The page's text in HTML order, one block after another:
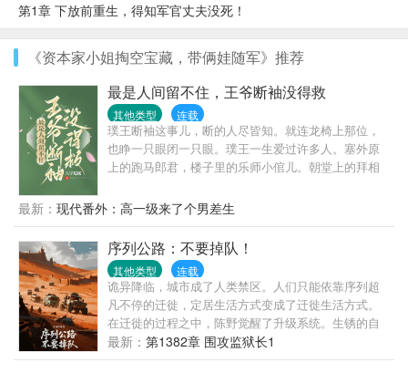
第1章 下放前重生，得知军官丈夫没死！
《资本家小姐掏空宝藏，带俩娃随军》推荐
最是人间留不住，王爷断袖没得救
其他类型 连载
璞王断袖这事儿，断的人尽皆知。就连龙椅上那位，
也睁一只眼闭一只眼。璞王一生爱过许多人。塞外原
上的跑马郎君，楼子里的乐师小倌儿。朝堂上的拜相
过一息，生死，不过百年。
最新： 现代番外：高一级来了个男差生
序列公路：不要掉队！
其他类型 连载
诡异降临，城市成了人类禁区。人们只能依靠序列超
凡不停的迁徙，定居生活方式变成了迁徙生活方式。
在迁徙的过程之中，陈野觉醒了升级系统。生锈的自
行车在他手中蜕变为装甲战车。破旧帐篷进化成移动
堡垒。当别人为半块压缩饼干拼命时，他的房车已装
最新： 第1382章 围攻监狱长1